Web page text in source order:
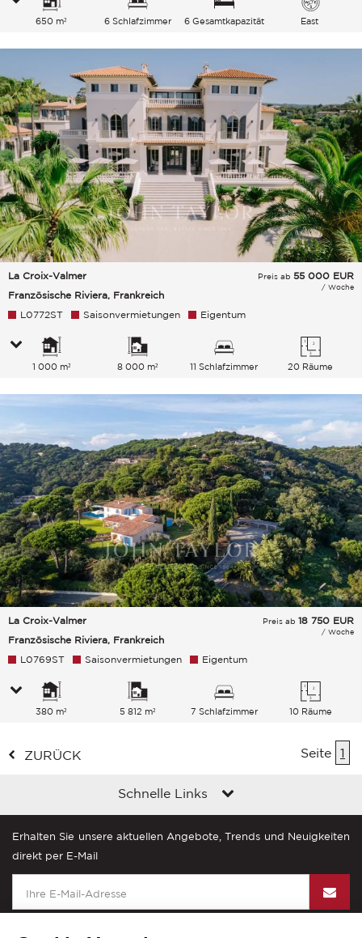
650 m² 6 Schlafzimmer 6 Gesamtkapazität East
La Croix-Valmer
Französische Riviera, Frankreich
Preis ab 55 000 EUR
/ Woche
L0772ST Saisonvermietungen Eigentum
1 000 m² 8 000 m² 11 Schlafzimmer 20 Räume
La Croix-Valmer
Französische Riviera, Frankreich
Preis ab 18 750 EUR
/ Woche
L0769ST Saisonvermietungen Eigentum
380 m² 5 812 m² 7 Schlafzimmer 10 Räume
ZURÜCK Seite 1
Schnelle Links
Erhalten Sie unsere aktuellen Angebote, Trends und Neuigkeiten
direkt per E-Mail